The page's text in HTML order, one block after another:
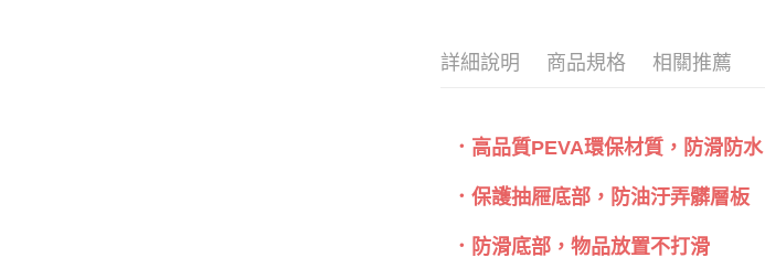
詳細說明 商品規格 相關推薦
．高品質PEVA環保材質，防滑防水
．保護抽屜底部，防油汙弄髒層板
．防滑底部，物品放置不打滑